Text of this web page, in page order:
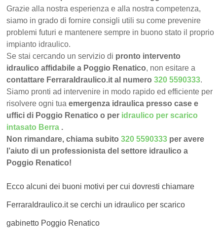
Grazie alla nostra esperienza e alla nostra competenza,
siamo in grado di fornire consigli utili su come prevenire
problemi futuri e mantenere sempre in buono stato il proprio
impianto idraulico.
Se stai cercando un servizio di pronto intervento
idraulico affidabile a Poggio Renatico, non esitare a
contattare FerraraIdraulico.it al numero320 5590333.
Siamo pronti ad intervenire in modo rapido ed efficiente per
risolvere ogni tuaemergenza idraulica presso case e
uffici di Poggio Renatico o per idraulico per scarico
intasato Berra .
Non rimandare, chiama subito320 5590333 per avere
l’aiuto di un professionista del settore idraulico a
Poggio Renatico!
Ecco alcuni dei buoni motivi per cui dovresti chiamare
FerraraIdraulico.it se cerchi un idraulico per scarico
gabinetto Poggio Renatico